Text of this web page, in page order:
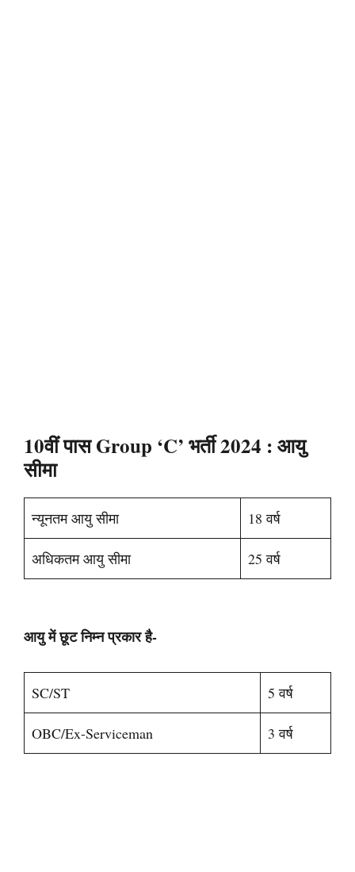
10वीं पास Group ‘C’ भर्ती 2024 : आयु
सीमा
न्यूनतम आयु सीमा 18 वर्ष
अधिकतम आयु सीमा 25 वर्ष
आयु में छूट निम्न प्रकार है-
SC/ST 5 वर्ष
OBC/Ex-Serviceman 3 वर्ष